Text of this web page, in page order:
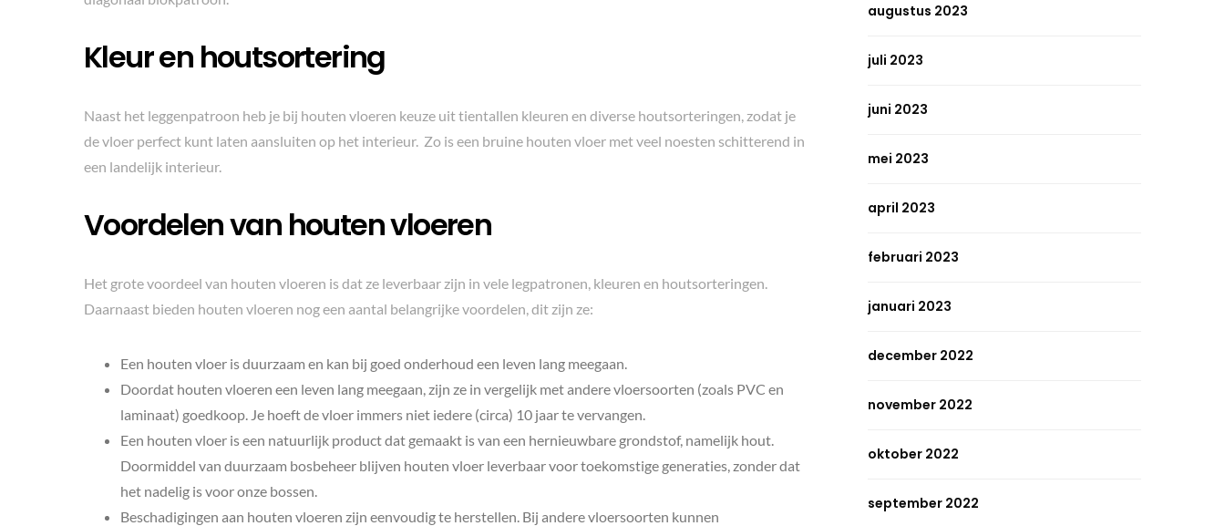
Kleur en houtsortering
Naast het leggenpatroon heb je bij houten vloeren keuze uit tientallen kleuren en diverse houtsorteringen, zodat je
de vloer perfect kunt laten aansluiten op het interieur. Zo is een bruine houten vloer met veel noesten schitterend in
een landelijk interieur.
Voordelen van houten vloeren
Het grote voordeel van houten vloeren is dat ze leverbaar zijn in vele legpatronen, kleuren en houtsorteringen.
Daarnaast bieden houten vloeren nog een aantal belangrijke voordelen, dit zijn ze:
Een houten vloer is duurzaam en kan bij goed onderhoud een leven lang meegaan.
Doordat houten vloeren een leven lang meegaan, zijn ze in vergelijk met andere vloersoorten (zoals PVC en
laminaat) goedkoop. Je hoeft de vloer immers niet iedere (circa) 10 jaar te vervangen.
Een houten vloer is een natuurlijk product dat gemaakt is van een hernieuwbare grondstof, namelijk hout.
Doormiddel van duurzaam bosbeheer blijven houten vloer leverbaar voor toekomstige generaties, zonder dat
het nadelig is voor onze bossen.
Beschadigingen aan houten vloeren zijn eenvoudig te herstellen. Bij andere vloersoorten kunnen
augustus 2023
juli 2023
juni 2023
mei 2023
april 2023
februari 2023
januari 2023
december 2022
november 2022
oktober 2022
september 2022